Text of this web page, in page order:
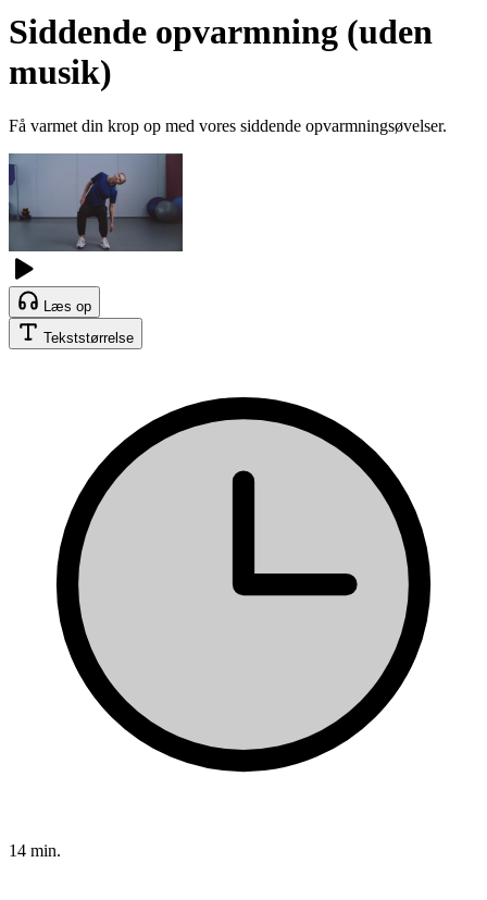
Siddende opvarmning (uden
musik)
Få varmet din krop op med vores siddende opvarmningsøvelser.
Læs op
Tekststørrelse
14 min.